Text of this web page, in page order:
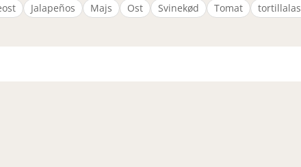
Jalapeños Majs Ost Svinekød Tomat